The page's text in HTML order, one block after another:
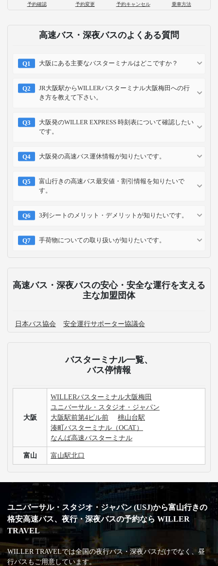
予約確認 予約変更 予約キャンセル 乗車方法
高速バス・深夜バスのよくある質問
大阪にある主要なバスターミナルはどこですか？
JR大阪駅からWILLERバスターミナル大阪梅田への行
き方を教えて下さい。
大阪発のWILLER EXPRESS 時刻表について確認したい
です。
大阪発の高速バス運休情報が知りたいです。
富山行きの高速バス最安値・割引情報を知りたいで
す。
3列シートのメリット・デメリットが知りたいです。
手荷物についての取り扱いが知りたいです。
高速バス・深夜バスの安心・安全な運行を支える
主な加盟団体
日本バス協会 安全運行サポーター協議会
バスターミナル一覧、
バス停情報
大阪
WILLERバスターミナル大阪梅田
ユニバーサル・スタジオ・ジャパン
大阪駅前第4ビル前
桃山台駅
湊町バスターミナル（OCAT）
なんば高速バスターミナル
富山 富山駅北口
ユニバーサル・スタジオ・ジャパン (USJ)から富山行きの
格安高速バス、夜行・深夜バスの予約なら WILLER
TRAVEL
WILLER TRAVELでは全国の夜行バス・深夜バスだけでなく、昼
行バスもご用意しています。